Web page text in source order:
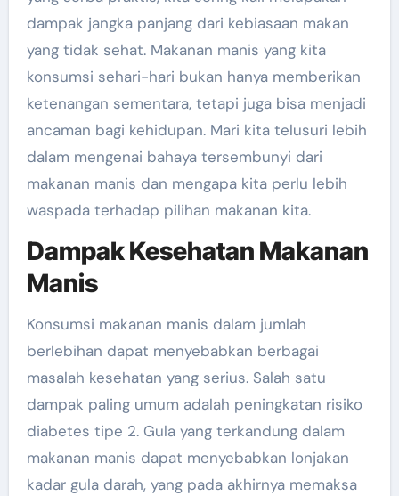
dampak jangka panjang dari kebiasaan makan
yang tidak sehat. Makanan manis yang kita
konsumsi sehari-hari bukan hanya memberikan
ketenangan sementara, tetapi juga bisa menjadi
ancaman bagi kehidupan. Mari kita telusuri lebih
dalam mengenai bahaya tersembunyi dari
makanan manis dan mengapa kita perlu lebih
waspada terhadap pilihan makanan kita.
Dampak Kesehatan Makanan
Manis
Konsumsi makanan manis dalam jumlah
berlebihan dapat menyebabkan berbagai
masalah kesehatan yang serius. Salah satu
dampak paling umum adalah peningkatan risiko
diabetes tipe 2. Gula yang terkandung dalam
makanan manis dapat menyebabkan lonjakan
kadar gula darah, yang pada akhirnya memaksa